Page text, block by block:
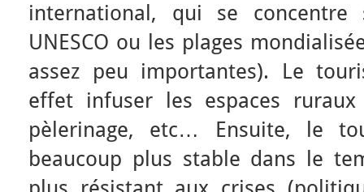
international, qui se
UNESCO ou les plages
assez peu importantes). Le
effet infuser les espaces
pèlerinage, etc… Ensuite, le
beaucoup plus stable dans le